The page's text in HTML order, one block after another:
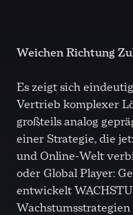
Weichen Richtung
Es zeigt sich
Vertrieb komplexer
großteils analog
einer Strategie, die
und Online-Welt
oder Global Player:
entwickelt